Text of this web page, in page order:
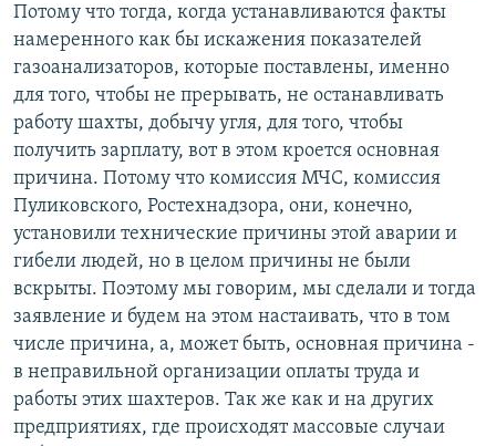
Потому что тогда, когда устанавливаются факты
намеренного как бы искажения показателей
газоанализаторов, которые поставлены, именно
для того, чтобы не прерывать, не останавливать
работу шахты, добычу угля, для того, чтобы
получить зарплату, вот в этом кроется основная
причина. Потому что комиссия МЧС, комиссия
Пуликовского, Ростехнадзора, они, конечно,
установили технические причины этой аварии и
гибели людей, но в целом причины не были
вскрыты. Поэтому мы говорим, мы сделали и тогда
заявление и будем на этом настаивать, что в том
числе причина, а, может быть, основная причина -
в неправильной организации оплаты труда и
работы этих шахтеров. Так же как и на других
предприятиях, где происходят массовые случаи